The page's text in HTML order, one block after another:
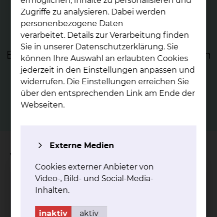
Be­strah­lung gut­ar­ti­ger Er­kran­kun­gen
Auch gutartige Erkrankungen können mithilfe einer
Schmerzbestrahlung behandelt werden.
mehr
Wichtige Kontakte
Cancer Center Braunschweig
Zugriffe zu analysieren. Dabei werden
personenbezogene Daten
verarbeitet. Details zur Verarbeitung finden
Sie in unserer Datenschutzerklärung. Sie
können Ihre Auswahl an erlaubten Cookies
jederzeit in den Einstellungen anpassen und
widerrufen. Die Einstellungen erreichen Sie
über den entsprechenden Link am Ende der
Webseiten.
Externe Medien
Cookies externer Anbieter von
Video-, Bild- und Social-Media-
Inhalten.
inaktiv aktiv